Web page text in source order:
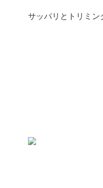
サッパリとトリミン